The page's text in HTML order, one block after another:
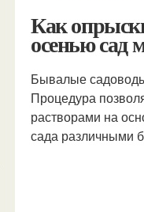
Как
осенью сад
Бывалые
Процедура
растворами на
сада различными